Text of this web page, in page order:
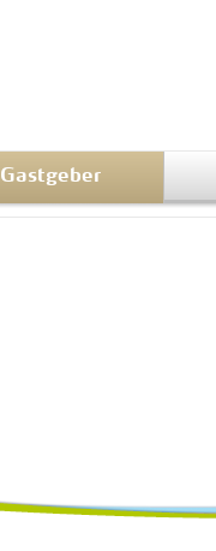
Gastgeber